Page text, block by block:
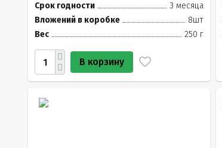
Срок годности
3 месяца
Вложений в коробке
8шт
Вес
250 г
В корзину